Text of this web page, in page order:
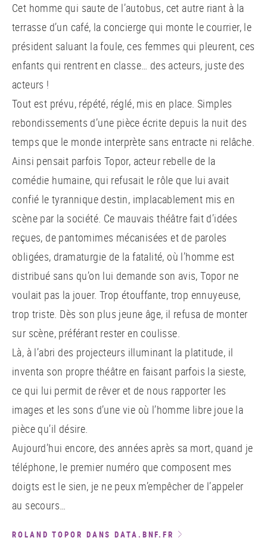
Cet homme qui saute de l’autobus, cet autre riant à la
terrasse d’un café, la concierge qui monte le courrier, le
président saluant la foule, ces femmes qui pleurent, ces
enfants qui rentrent en classe… des acteurs, juste des
acteurs !
Tout est prévu, répété, réglé, mis en place. Simples
rebondissements d’une pièce écrite depuis la nuit des
temps que le monde interprète sans entracte ni relâche.
Ainsi pensait parfois Topor, acteur rebelle de la
comédie humaine, qui refusait le rôle que lui avait
confié le tyrannique destin, implacablement mis en
scène par la société. Ce mauvais théâtre fait d’idées
reçues, de pantomimes mécanisées et de paroles
obligées, dramaturgie de la fatalité, où l’homme est
distribué sans qu’on lui demande son avis, Topor ne
voulait pas la jouer. Trop étouffante, trop ennuyeuse,
trop triste. Dès son plus jeune âge, il refusa de monter
sur scène, préférant rester en coulisse.
Là, à l’abri des projecteurs illuminant la platitude, il
inventa son propre théâtre en faisant parfois la sieste,
ce qui lui permit de rêver et de nous rapporter les
images et les sons d’une vie où l’homme libre joue la
pièce qu’il désire.
Aujourd’hui encore, des années après sa mort, quand je
téléphone, le premier numéro que composent mes
doigts est le sien, je ne peux m’empêcher de l’appeler
au secours…
ROLAND TOPOR DANS DATA.BNF.FR